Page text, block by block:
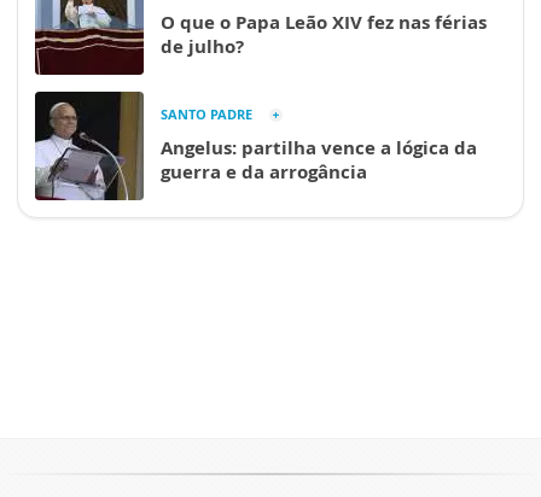
O que o Papa Leão XIV fez nas férias
de julho?
SANTO PADRE
Angelus: partilha vence a lógica da
guerra e da arrogância